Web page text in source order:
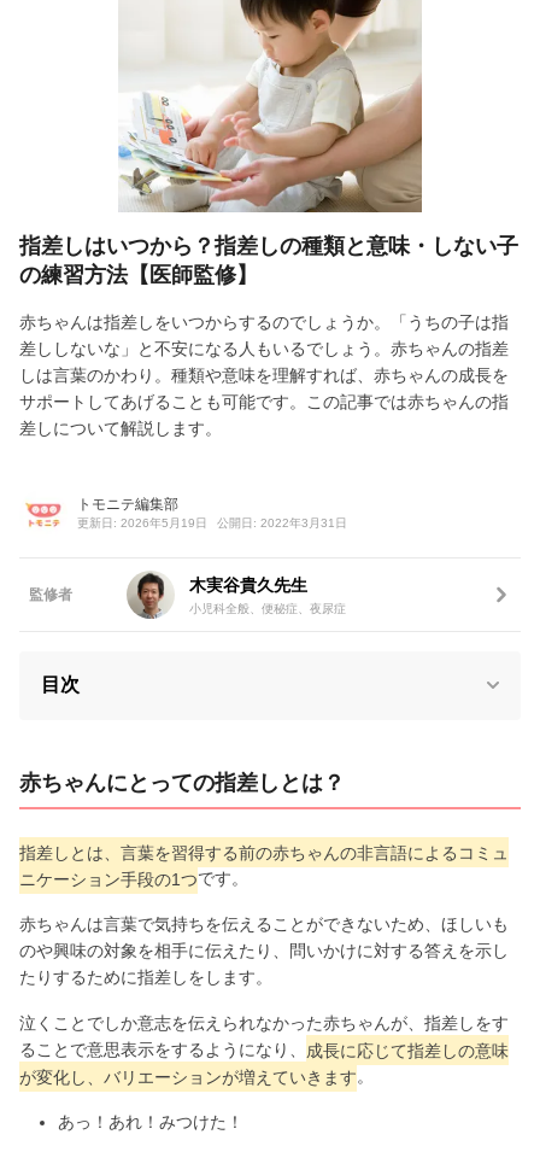
指差しはいつから？指差しの種類と意味・しない子
の練習方法【医師監修】
赤ちゃんは指差しをいつからするのでしょうか。「うちの子は指
差ししないな」と不安になる人もいるでしょう。赤ちゃんの指差
しは言葉のかわり。種類や意味を理解すれば、赤ちゃんの成長を
サポートしてあげることも可能です。この記事では赤ちゃんの指
差しについて解説します。
トモニテ編集部
更新日: 2026年5月19日 公開日: 2022年3月31日
監修者 木実谷貴久先生
小児科全般、便秘症、夜尿症
目次
赤ちゃんにとっての指差しとは？
指差しとは、言葉を習得する前の赤ちゃんの非言語によるコミュ
ニケーション手段の1つです。
赤ちゃんは言葉で気持ちを伝えることができないため、ほしいも
のや興味の対象を相手に伝えたり、問いかけに対する答えを示し
たりするために指差しをします。
泣くことでしか意志を伝えられなかった赤ちゃんが、指差しをす
ることで意思表示をするようになり、 成長に応じて指差しの意味
が変化し、バリエーションが増えていきます。
あっ！あれ！みつけた！